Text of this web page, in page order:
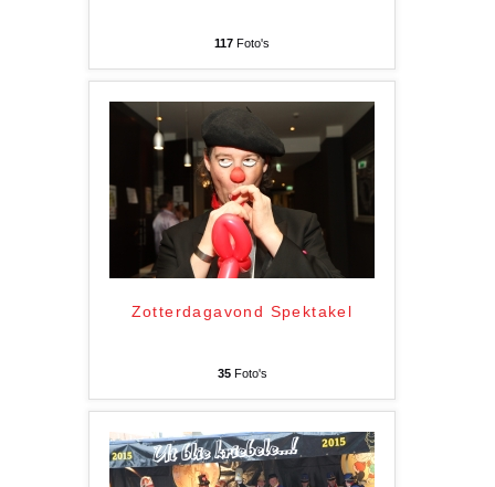
117 Foto's
Zotterdagavond Spektakel
35Foto's